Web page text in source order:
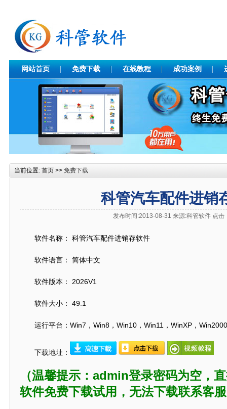
网站首页 免费下载 在线教程 成功案例
当前位置: 首页 >> 免费下载
科管汽车配件进销
发布时间:2013-08-31 来源:科管软件 点击
软件名称： 科管汽车配件进销存软件
软件语言： 简体中文
软件版本： 2026V1
软件大小： 49.1
运行平台：Win7，Win8，Win10，Win11，WinXP，Win2000
下载地址：
（温馨提示：admin登录密码为空，
软件免费下载试用，无法下载联系客